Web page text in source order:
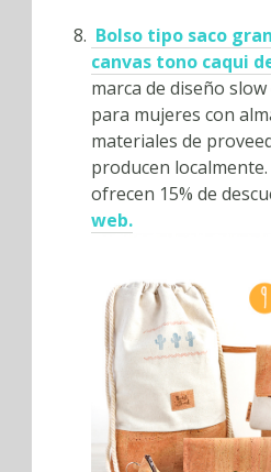
Bolso tipo saco
canvas tono caqui
marca de diseño
para mujeres con
materiales de
producen
ofrecen 15% de
web.